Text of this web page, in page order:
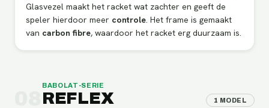
Glasvezel maakt het racket wat zachter en geeft de
speler hierdoor meer controle . Het frame is gemaakt
van carbon fibre, waardoor het racket erg duurzaam is.
BABOLAT -SERIE
REFLEX 1 MODEL